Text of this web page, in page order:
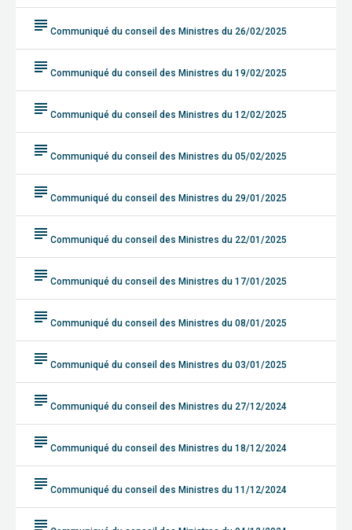
subject Communiqué du conseil des Ministres du 26/02/2025
subject Communiqué du conseil des Ministres du 19/02/2025
subject Communiqué du conseil des Ministres du 12/02/2025
subject Communiqué du conseil des Ministres du 05/02/2025
subject Communiqué du conseil des Ministres du 29/01/2025
subject Communiqué du conseil des Ministres du 22/01/2025
subject Communiqué du conseil des Ministres du 17/01/2025
subject Communiqué du conseil des Ministres du 08/01/2025
subject Communiqué du conseil des Ministres du 03/01/2025
subject Communiqué du conseil des Ministres du 27/12/2024
subject Communiqué du conseil des Ministres du 18/12/2024
subject Communiqué du conseil des Ministres du 11/12/2024
subject